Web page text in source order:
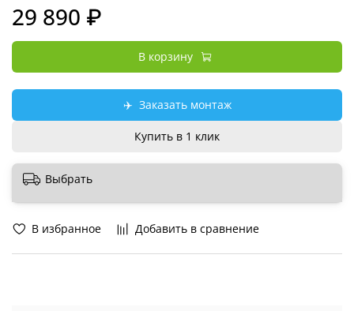
В избранное Добавить в сравнение
29 890 ₽
В корзину
✈️ Заказать монтаж
Купить в 1 клик
Выбрать